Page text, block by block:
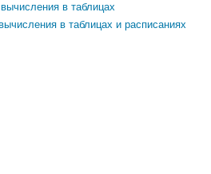
в таблицах
в таблицах и расписаниях